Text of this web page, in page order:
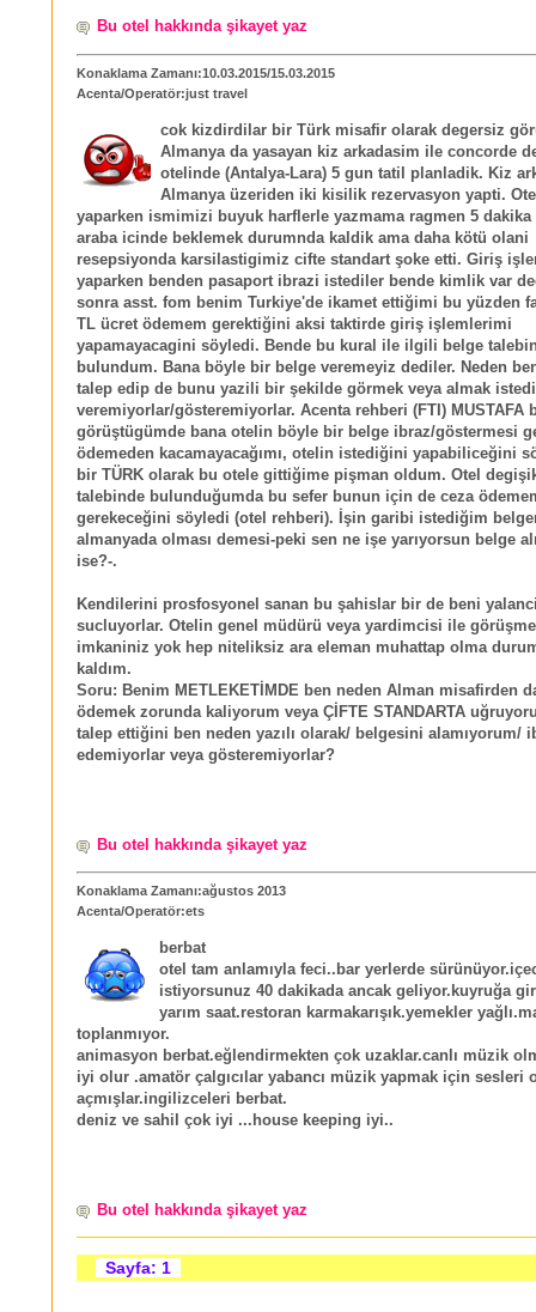
Bu otel hakkında şikayet yaz
Konaklama Zamanı:10.03.2015/15.03.2015
Acenta/Operatör:just travel
cok kizdirdilar bir Türk misafir olarak degersiz
Almanya da yasayan kiz arkadasim ile concorde
otelinde (Antalya-Lara) 5 gun tatil planladik. Kiz
Almanya üzeriden iki kisilik rezervasyon yapti.
yaparken ismimizi buyuk harflerle yazmama ragmen 5
araba icinde beklemek durumnda kaldik ama daha kötü olani
resepsiyonda karsilastigimiz cifte standart şoke etti. Giriş
yaparken benden pasaport ibrazi istediler bende kimlik var
sonra asst. fom benim Turkiye'de ikamet ettiğimi bu yüzden
TL ücret ödemem gerektiğini aksi taktirde giriş işlemlerimi
yapamayacagini söyledi. Bende bu kural ile ilgili belge
bulundum. Bana böyle bir belge veremeyiz dediler. Neden
talep edip de bunu yazili bir şekilde görmek veya almak
veremiyorlar/gösteremiyorlar. Acenta rehberi (FTI) MUSTAFA
görüştügümde bana otelin böyle bir belge ibraz/göstermesi
ödemeden kacamayacağımı, otelin istediğini yapabiliceğini
bir TÜRK olarak bu otele gittiğime pişman oldum. Otel
talebinde bulunduğumda bu sefer bunun için de ceza
gerekeceğini söyledi (otel rehberi). İşin garibi istediğim
almanyada olması demesi-peki sen ne işe yarıyorsun belge
ise?-.
Kendilerini prosfosyonel sanan bu şahislar bir de beni
sucluyorlar. Otelin genel müdürü veya yardimcisi ile
imkaniniz yok hep niteliksiz ara eleman muhattap olma
kaldım.
Soru: Benim METLEKETİMDE ben neden Alman misafirden
ödemek zorunda kaliyorum veya ÇİFTE STANDARTA
talep ettiğini ben neden yazılı olarak/ belgesini alamıyorum/
edemiyorlar veya gösteremiyorlar?
Bu otel hakkında şikayet yaz
Konaklama Zamanı:ağustos 2013
Acenta/Operatör:ets
berbat
otel tam anlamıyla feci..bar yerlerde
istiyorsunuz 40 dakikada ancak geliyor.kuyruğa
yarım saat.restoran karmakarışık.yemekler
toplanmıyor.
animasyon berbat.eğlendirmekten çok uzaklar.canlı müzik
iyi olur .amatör çalgıcılar yabancı müzik yapmak için sesleri
açmışlar.ingilizceleri berbat.
deniz ve sahil çok iyi ...house keeping iyi..
Bu otel hakkında şikayet yaz
Sayfa: 1